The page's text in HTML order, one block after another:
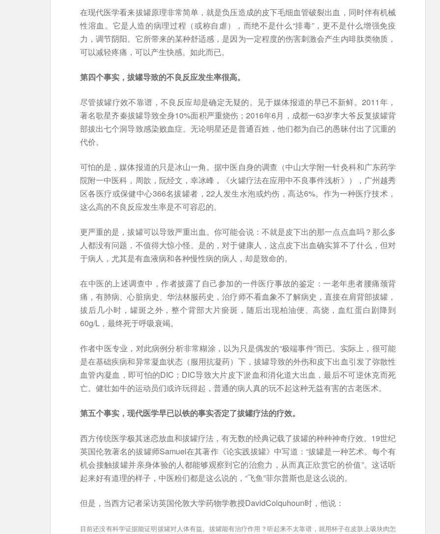
在现代医学看来拔罐原理非常简单，就是负压造成的皮下毛细血管破裂出血，同时伴有机械
性溶血。它是人造的病理过程（或称自虐），而绝不是什么“排毒”，更不是什么增强免疫
力，调节阴阳。它所带来的某种舒适感，是因为一定程度的伤害刺激会产生内啡肽类物质，
可以减轻疼痛，可以产生快感。如此而已。
第四个事实，拔罐导致的不良反应发生率很高。
尽管拔罐疗效不靠谱，不良反应却是确定无疑的。见于媒体报道的早已不新鲜。2011年，
著名歌星齐秦拔罐导致全身10%面积严重烧伤；2016年6月，成都一63岁李大爷反复拔罐背
部拔出七个洞导致感染败血症。无论明星还是普通百姓，他们都为自己的愚昧付出了沉重的
代价。
可怕的是，媒体报道的只是冰山一角。据中医自身的调查（中山大学附一针灸科和广东药学
院附一中医科，周歆，阮经文，幸冰峰，《火罐疗法在应用中不良事件浅析》），广州越秀
区各医疗或保健中心366名拔罐者，22人发生水泡或灼伤，高达6%。作为一种医疗技术，
这么高的不良反应发生率是不可容忍的。
更严重的是，拔罐可以导致严重出血。你可能会说：不就是皮下出的那一点点血吗？那么多
人都没有问题，不值得大惊小怪。是的，对于健康人，这点皮下出血确实算不了什么，但对
于病人，尤其是有血液病和各种慢性病的病人，却是致命的。
在中医的上述调查中，作者披露了自己参加的一件医疗事故的鉴定：一老年患者腰痛颈背
痛，有肺病、心脏病史、华法林服药史，治疗师不看血象不了解病史，直接在肩背部拔罐，
拔后几小时，罐斑之外，整个背部大片瘀斑，随后出现柏油便、高烧，血红蛋白剧降到
60g/L，最终死于呼吸衰竭。
作者中医专业，对此病例分析非常糊涂，以为只是偶发的“极端事件”而已。实际上，很可能
是在基础疾病和异常凝血状态（服用抗凝药）下，拔罐导致的外伤和皮下出血引发了弥散性
血管内凝血，即可怕的DIC；DIC导致大片皮下淤血和消化道大出血，最后不可逆休克而死
亡。健壮如牛的运动员们或许玩得起，普通的病人真的玩不起这种无益有害的古老医术。
第五个事实，现代医学早已以铁的事实否定了拔罐疗法的疗效。
西方传统医学极其迷恋放血和拔罐疗法，有无数的经典记载了拔罐的种种神奇疗效。19世纪
英国伦敦著名的拔罐师Samuel在其著作《论实践拔罐》中写道：“拔罐是一种艺术。每个有
机会接触拔罐并亲身体验的人都能够观察到它的治愈力，从而真正欣赏它的价值”。这话听
起来好有道理的样子，中医粉们都是这么说的，“飞鱼”菲尔普斯也是这么说的。
但是，当西方记者采访英国伦敦大学药物学教授DavidColquhoun时，他说：
目前还没有科学证据能证明拔罐对人体有益。拔罐能有治疗作用？听起来不太靠谱，就用杯子在皮肤上吸块肉怎